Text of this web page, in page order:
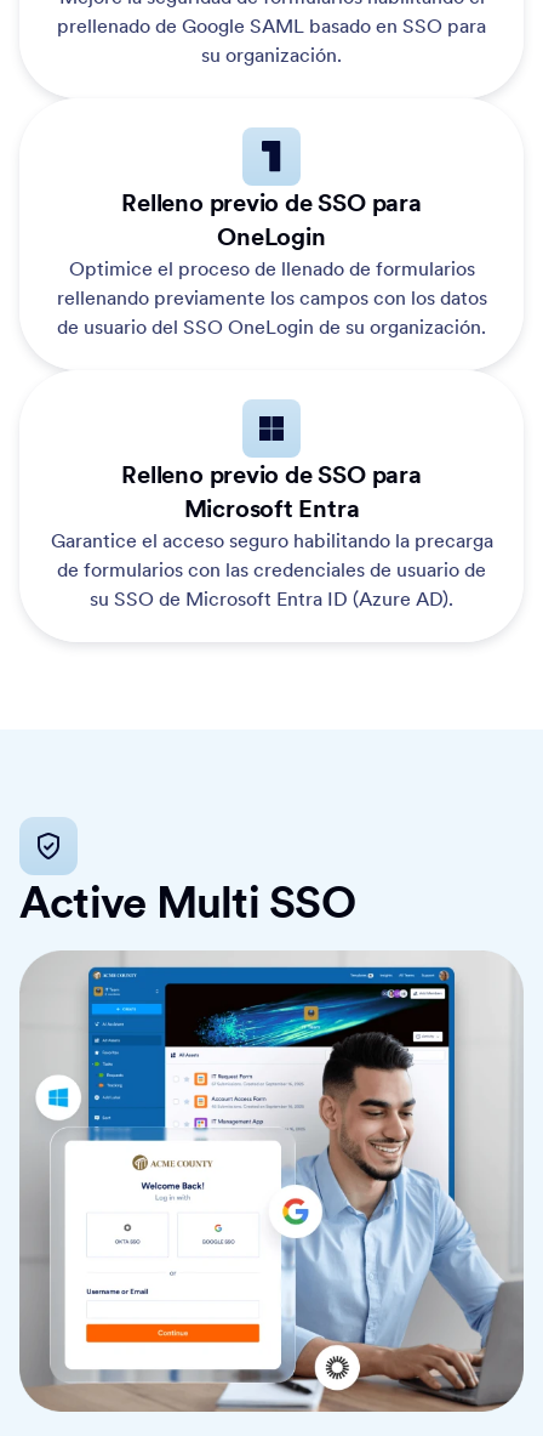
prellenado de Google SAML basado en SSO para
su organización.
Relleno previo de SSO para
OneLogin
Optimice el proceso de llenado de formularios
rellenando previamente los campos con los datos
de usuario del SSO OneLogin de su organización.
Relleno previo de SSO para
Microsoft Entra
Garantice el acceso seguro habilitando la precarga
de formularios con las credenciales de usuario de
su SSO de Microsoft Entra ID (Azure AD).
Active Multi SSO